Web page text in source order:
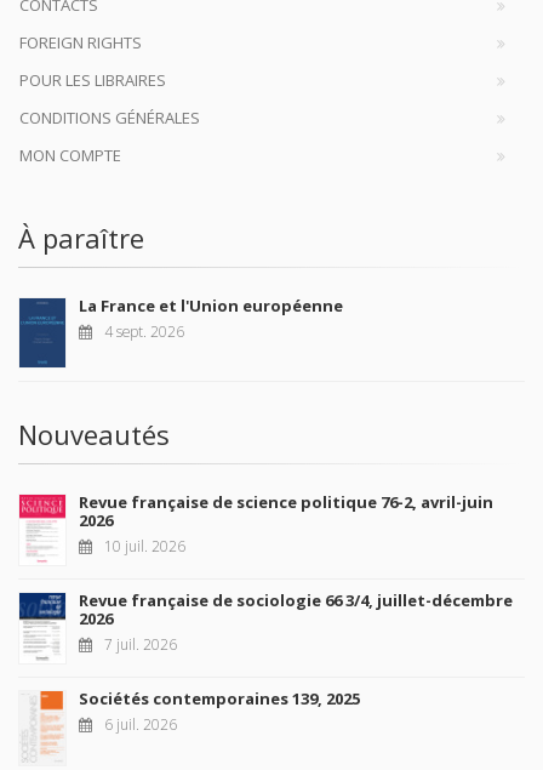
CONTACTS
FOREIGN RIGHTS
POUR LES LIBRAIRES
CONDITIONS GÉNÉRALES
MON COMPTE
À paraître
La France et l'Union européenne
4 sept. 2026
Nouveautés
Revue française de science politique 76-2, avril-juin
2026
10 juil. 2026
Revue française de sociologie 66 3/4, juillet-décembre
2026
7 juil. 2026
Sociétés contemporaines 139, 2025
6 juil. 2026